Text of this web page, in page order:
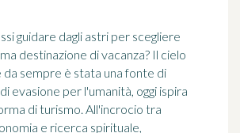
guidare dagli astri per scegliere
destinazione di vacanza? Il cielo
da sempre è stata una fonte di
evasione per l'umanità, oggi ispira
di turismo. All'incrocio tra
e ricerca spirituale,